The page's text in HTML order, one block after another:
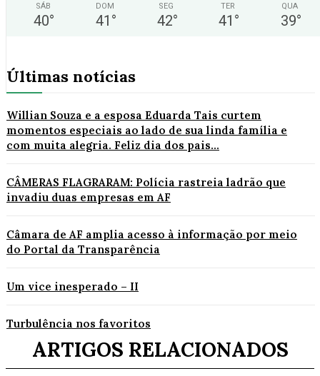
SÁB
40°
DOM
41 °
SEG
42°
TER
41 °
QUA
39°
Últimas notícias
Willian Souza e a esposa Eduarda Tais curtem
momentos especiais ao lado de sua linda família e
com muita alegria. Feliz dia dos pais...
CÂMERAS FLAGRARAM: Polícia rastreia ladrão que
invadiu duas empresas em AF
Câmara de AF amplia acesso à informação por meio
do Portal da Transparência
Um vice inesperado – II
Turbulência nos favoritos
ARTIGOS RELACIONADOS